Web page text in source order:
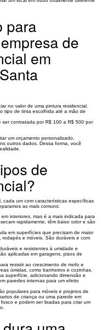
para
de
em
no valor de uma pintura residencial.
tipo de tinta escolhida até a mão de
ser contratada por R$ 100 a R$ 500 por
um orçamento personalizado,
outros dados. Dessa forma, você
de
cada um com características específicas
as mais comuns:
interiores, mas é a mais indicada para
rapidamente, têm baixo odor e são
em superfícies que precisam de maior
rodapés e móveis. São duráveis e com
e resistentes à umidade e
aplicadas em garagens, pisos de
resistir ao crescimento de mofo e
úmidas, como banheiros e cozinhas.
superfície, adicionando dimensão e
paredes internas para um efeito
populares para móveis e projetos de
de criança ou uma parede em
e podem ser lixadas para criar um